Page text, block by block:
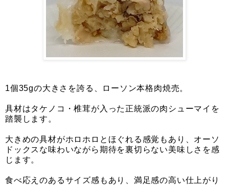
1個35gの大きさを誇る、ローソン本格肉焼売。
具材はタケノコ・椎茸が入った正統派の肉シューマイを
踏襲します。
大きめの具材がホロホロとほぐれる感覚もあり、オーソ
ドックスな味わいながら期待を裏切らない美味しさを感
じます。
食べ応えのあるサイズ感もあり、満足感の高い仕上がり